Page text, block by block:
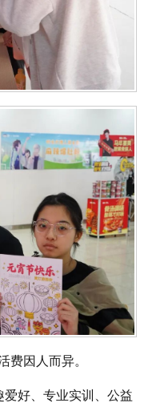
费因人而异。
好、专业实训、公益